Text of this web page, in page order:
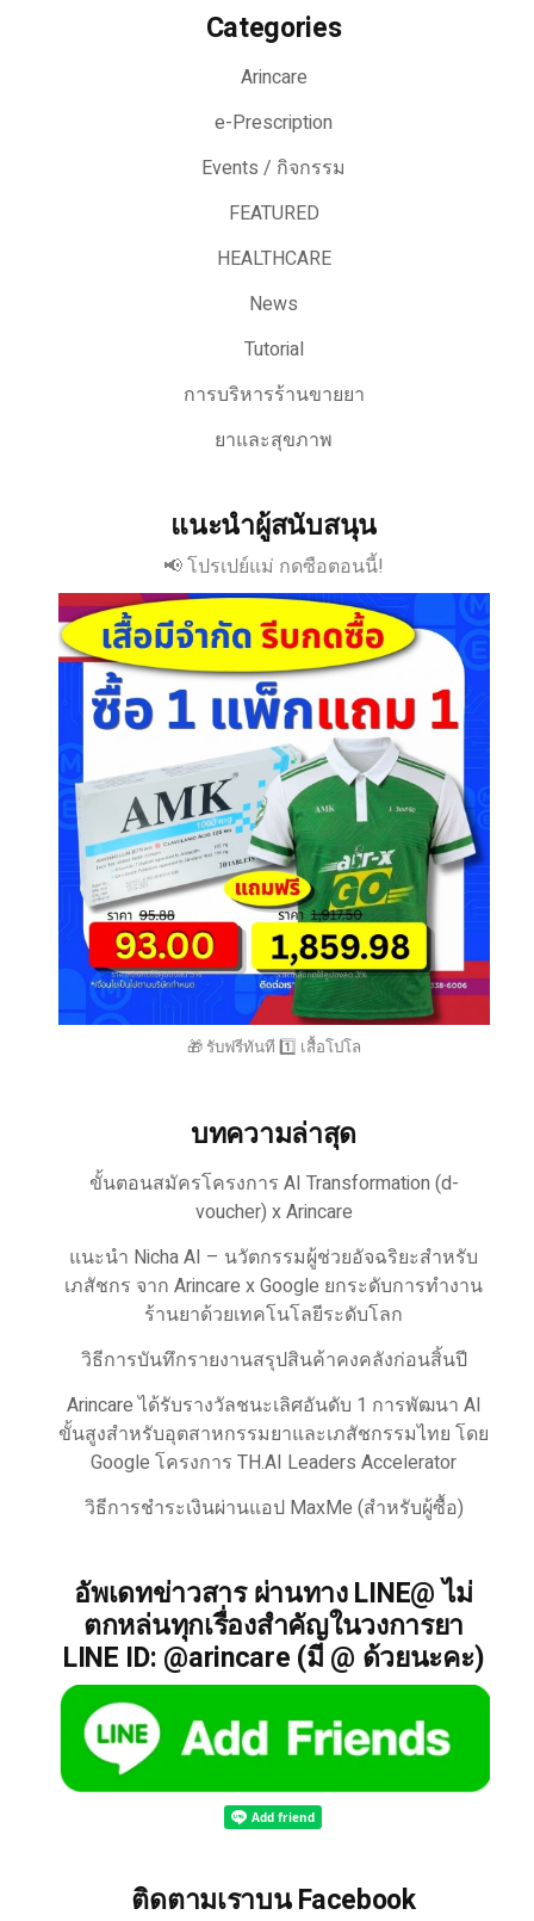
Categories
Arincare
e-Prescription
Events / กิจกรรม
FEATURED
HEALTHCARE
News
Tutorial
การบริหารร้านขายยา
ยาและสุขภาพ
แนะนำผู้สนับสนุน
📢 โปรเปย์แม่ กดซือตอนนี้!
🎁 รับฟรีทันที 1️⃣ เสื้อโปโล
บทความล่าสุด
ขั้นตอนสมัครโครงการ AI Transformation (d-
voucher) x Arincare
แนะนำ Nicha AI – นวัตกรรมผู้ช่วยอัจฉริยะสำหรับ
เภสัชกร จาก Arincare x Google ยกระดับการทำงาน
ร้านยาด้วยเทคโนโลยีระดับโลก
วิธีการบันทึกรายงานสรุปสินค้าคงคลังก่อนสิ้นปี
Arincare ได้รับรางวัลชนะเลิศอันดับ 1 การพัฒนา AI
ขั้นสูงสำหรับอุตสาหกรรมยาและเภสัชกรรมไทย โดย
Google โครงการ TH.AI Leaders Accelerator
วิธีการชำระเงินผ่านแอป MaxMe (สำหรับผู้ซื้อ)
อัพเดทข่าวสาร ผ่านทาง LINE@ ไม่
ตกหล่นทุกเรื่องสำคัญในวงการยา
LINE ID: @arincare (มี @ ด้วยนะคะ)
ติดตามเราบน Facebook